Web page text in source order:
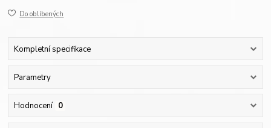
Do oblíbených
Kompletní specifikace
Parametry
Hodnocení 0